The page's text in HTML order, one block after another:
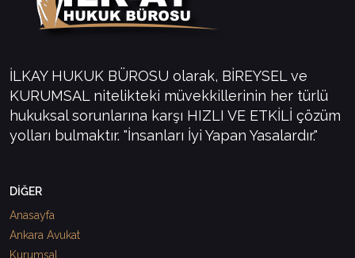
İLKAY HUKUK BÜROSU olarak, BİREYSEL ve
KURUMSAL nitelikteki müvekkillerinin her türlü
hukuksal sorunlarına karşı HIZLI VE ETKİLİ çözüm
yolları bulmaktır. "İnsanları İyi Yapan Yasalardır."
DİĞER
Anasayfa
Ankara Avukat
Kurumsal